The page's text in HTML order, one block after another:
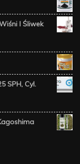
I Śliwek
SPH, Cyl.